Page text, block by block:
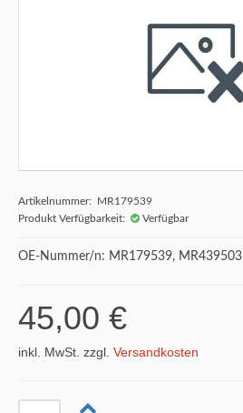
Artikelnummer: MR179539
Produkt Verfügbarkeit:
Verfügbar
OE-Nummer/n: MR179539, MR439503
45,00 €
inkl. MwSt. zzgl. Versandkosten